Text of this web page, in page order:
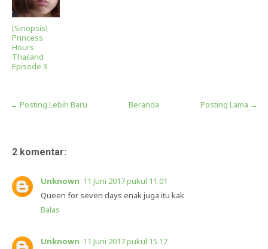
[Sinopsis]
Princess
Hours
Thailand
Episode 3
← Posting Lebih Baru Posting Lama →
Beranda
2 komentar:
Unknown 11 Juni 2017 pukul 11.01
Queen for seven days enak juga itu kak
Balas
Unknown 11 Juni 2017 pukul 15.17